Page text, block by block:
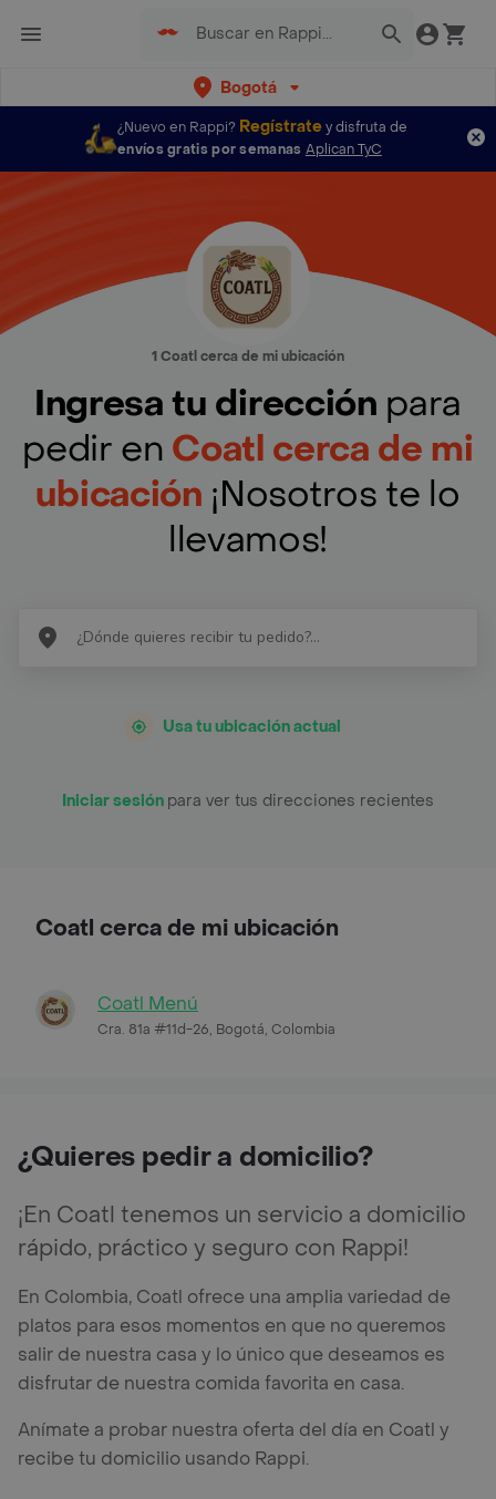
Bogotá
¿Nuevo en Rappi? Regístratey disfruta de
envíos gratis por semanas Aplican TyC
1 Coatl cerca de mi ubicación
Ingresa tu dirección para
pedir en Coatl cerca de mi
ubicación ¡Nosotros te lo
llevamos!
Usa tu ubicación actual
Iniciar sesión para ver tus direcciones recientes
Coatl cerca de mi ubicación
Coatl Menú
Cra. 81a #11d-26, Bogotá, Colombia
¿Quieres pedir a domicilio?
¡En Coatl tenemos un servicio a domicilio
rápido, práctico y seguro con Rappi!
En Colombia, Coatl ofrece una amplia variedad de
platos para esos momentos en que no queremos
salir de nuestra casa y lo único que deseamos es
disfrutar de nuestra comida favorita en casa.
Anímate a probar nuestra oferta del día en Coatl y
recibe tu domicilio usando Rappi.